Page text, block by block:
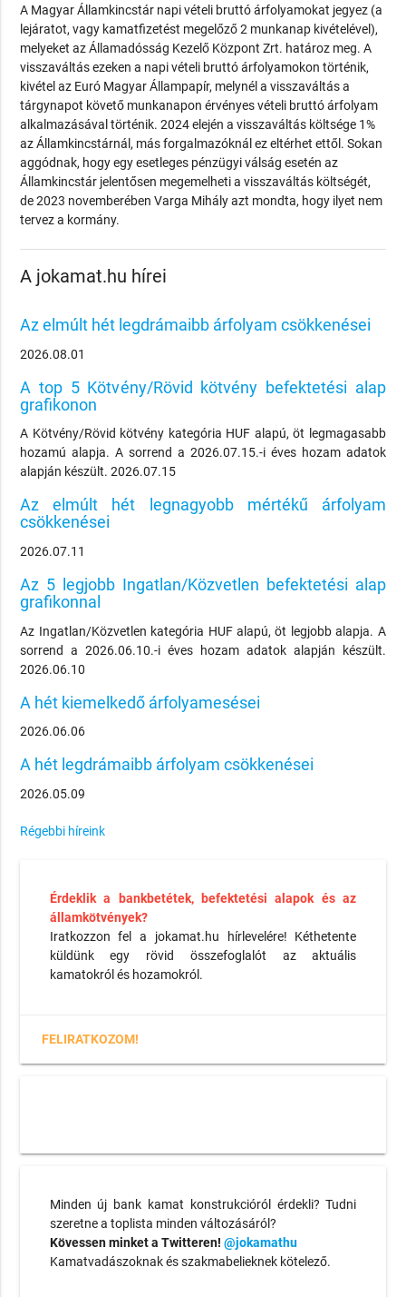
A Magyar Államkincstár napi vételi bruttó árfolyamokat jegyez (a
lejáratot, vagy kamatfizetést megelőző 2 munkanap kivételével),
melyeket az Államadósság Kezelő Központ Zrt. határoz meg. A
visszaváltás ezeken a napi vételi bruttó árfolyamokon történik,
kivétel az Euró Magyar Állampapír, melynél a visszaváltás a
tárgynapot követő munkanapon érvényes vételi bruttó árfolyam
alkalmazásával történik. 2024 elején a visszaváltás költsége 1%
az Államkincstárnál, más forgalmazóknál ez eltérhet ettől. Sokan
aggódnak, hogy egy esetleges pénzügyi válság esetén az
Államkincstár jelentősen megemelheti a visszaváltás költségét,
de 2023 novemberében Varga Mihály azt mondta, hogy ilyet nem
tervez a kormány.
A jokamat.hu hírei
Az elmúlt hét legdrámaibb árfolyam csökkenései
2026.08.01
A top 5 Kötvény/Rövid kötvény befektetési alap
grafikonon
A Kötvény/Rövid kötvény kategória HUF alapú, öt legmagasabb
hozamú alapja. A sorrend a 2026.07.15.-i éves hozam adatok
alapján készült. 2026.07.15
Az elmúlt hét legnagyobb mértékű árfolyam
csökkenései
2026.07.11
Az 5 legjobb Ingatlan/Közvetlen befektetési alap
grafikonnal
Az Ingatlan/Közvetlen kategória HUF alapú, öt legjobb alapja. A
sorrend a 2026.06.10.-i éves hozam adatok alapján készült.
2026.06.10
A hét kiemelkedő árfolyamesései
2026.06.06
A hét legdrámaibb árfolyam csökkenései
2026.05.09
Régebbi híreink
Érdeklik a bankbetétek, befektetési alapok és az
államkötvények?
Iratkozzon fel a jokamat.hu hírlevelére! Kéthetente
küldünk egy rövid összefoglalót az aktuális
kamatokról és hozamokról.
FELIRATKOZOM!
Minden új bank kamat konstrukcióról érdekli? Tudni
szeretne a toplista minden változásáról?
Kövessen minket a Twitteren! @jokamathu
Kamatvadászoknak és szakmabelieknek kötelező.